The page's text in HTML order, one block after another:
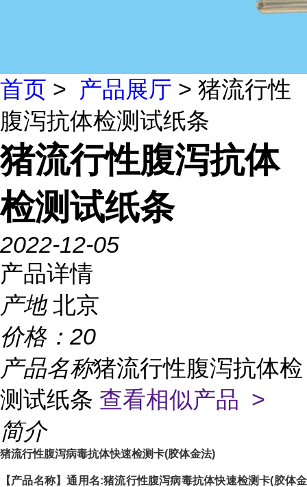
首页 > 产品展厅 > 猪流行性
腹泻抗体检测试纸条
猪流行性腹泻抗体
检测试纸条
2022-12-05
产品详情
产地 北京
价格： 20
产品名称猪流行性腹泻抗体检
测试纸条 查看相似产品 >
简介
猪流行性腹泻病毒抗体快速检测卡(胶体金法)
【产品名称】通用名:猪流行性腹泻病毒抗体快速检测卡(胶体金